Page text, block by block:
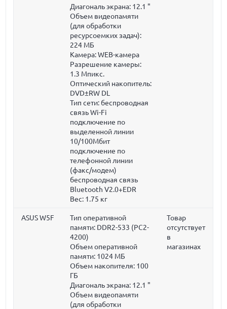
Диагональ экрана: 12.1 "
Объем видеопамяти
(для обработки
ресурсоемких задач):
224 МБ
Камера: WEB-камера
Разрешение камеры:
1.3 Мпикс.
Оптический накопитель:
DVD±RW DL
Тип сети: беспроводная
связь Wi-Fi
подключение по
выделенной линии
10/100Мбит
подключение по
телефонной линии
(факс/модем)
беспроводная связь
Bluetooth V2.0+EDR
Вес: 1.75 кг
ASUS W5F
Тип оперативной
памяти: DDR2-533 (PC2-
4200)
Объем оперативной
памяти: 1024 МБ
Объем накопителя: 100
ГБ
Диагональ экрана: 12.1 "
Объем видеопамяти
(для обработки
Товар
отсутствует
в
магазинах